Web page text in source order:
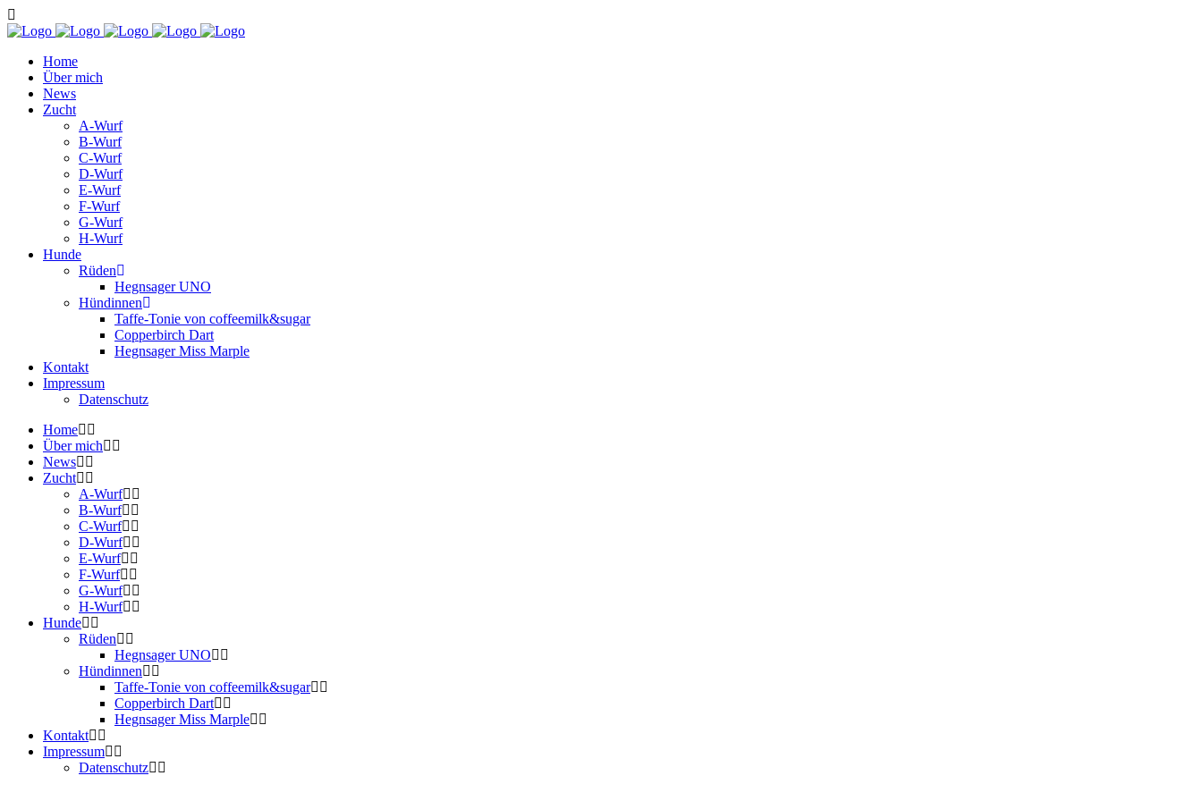
Home
Über mich
News
Zucht
A-Wurf
B-Wurf
C-Wurf
D-Wurf
E-Wurf
F-Wurf
G-Wurf
H-Wurf
Hunde
Rüden
Hegnsager UNO
Hündinnen
Taffe-Tonie von coffeemilk&sugar
Copperbirch Dart
Hegnsager Miss Marple
Kontakt
Impressum
Datenschutz
Home
Über mich
News
Zucht
A-Wurf
B-Wurf
C-Wurf
D-Wurf
E-Wurf
F-Wurf
G-Wurf
H-Wurf
Hunde
Rüden
Hegnsager UNO
Hündinnen
Taffe-Tonie von coffeemilk&sugar
Copperbirch Dart
Hegnsager Miss Marple
Kontakt
Impressum
Datenschutz